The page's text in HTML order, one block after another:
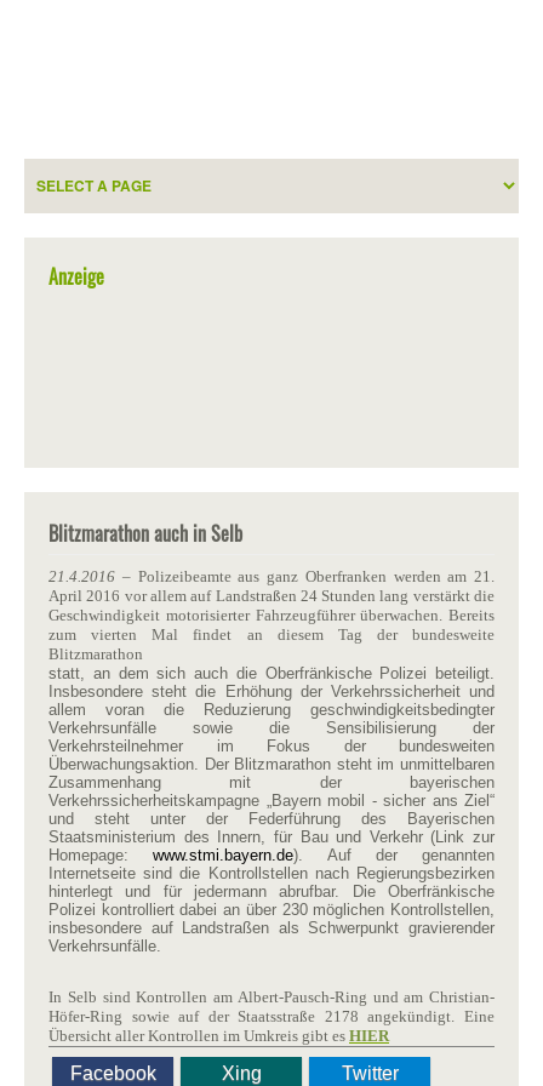
Anzeige
Blitzmarathon auch in Selb
21.4.2016 – Polizeibeamte aus ganz Oberfranken werden am 21.
April 2016 vor allem auf Landstraßen 24 Stunden lang verstärkt die
Geschwindigkeit motorisierter Fahrzeugführer überwachen. Bereits
zum vierten Mal findet an diesem Tag der bundesweite
Blitzmarathon
statt, an dem sich auch die Oberfränkische Polizei beteiligt.
Insbesondere steht die Erhöhung der Verkehrssicherheit und
allem voran die Reduzierung geschwindigkeitsbedingter
Verkehrsunfälle sowie die Sensibilisierung der
Verkehrsteilnehmer im Fokus der bundesweiten
Überwachungsaktion. Der Blitzmarathon steht im unmittelbaren
Zusammenhang mit der bayerischen
Verkehrssicherheitskampagne „Bayern mobil - sicher ans Ziel“
und steht unter der Federführung des Bayerischen
Staatsministerium des Innern, für Bau und Verkehr (Link zur
Homepage:www.stmi.bayern.de). Auf der genannten
Internetseite sind die Kontrollstellen nach Regierungsbezirken
hinterlegt und für jedermann abrufbar. Die Oberfränkische
Polizei kontrolliert dabei an über 230 möglichen Kontrollstellen,
insbesondere auf Landstraßen als Schwerpunkt gravierender
Verkehrsunfälle.
In Selb sind Kontrollen am Albert-Pausch-Ring und am Christian-
Höfer-Ring sowie auf der Staatsstraße 2178 angekündigt. Eine
Übersicht aller Kontrollen im Umkreis gibt es HIER
Facebook Xing
Twitter